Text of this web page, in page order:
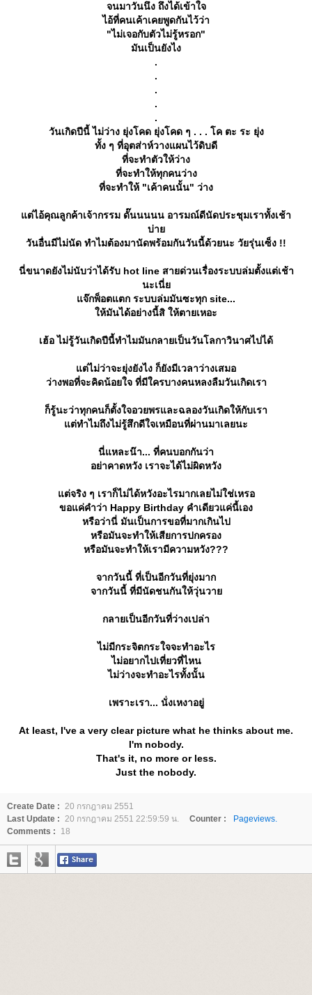
จนมาวันนึง ถึงได้เข้าใจ
ไอ้ที่คนเค้าเคยพูดกันไว้ว่า
"ไม่เจอกับตัวไม่รู้หรอก"
มันเป็นยังไง
.
.
.
.
.
วันเกิดปีนี้ ไม่ว่าง ยุ่งโคด ยุ่งโคด ๆ . . . โค ตะ ระ ยุ่ง
ทั้ง ๆ ที่อุตส่าห์วางแผนไว้ดิบดี
ที่จะทำตัวให้ว่าง
ที่จะทำให้ทุกคนว่าง
ที่จะทำให้ "เค้าคนนั้น" ว่าง
ต่ไอ้คุณลูกค้าเจ้ากรรม ดั๊นนนนน อารมณ์ดีนัดประชุมเราทั้งเช้า
บ่า
วันอื่นมีไม่นัด ทำไมต้องมานัดพร้อมกันวันนี้ด้วยนะ วัยรุ่นเซ็ง !!
นี่ขนาดยังไม่นับว่าได้รับ hot line สายด่วนเรื่องระบบล่มตั้งแต่เช้า
นะเนี่
จ๊กพ็อตแตก ระบบล่มมันซะทุก site...
ห้มันได้อย่างนี้สิ ให้ตายเหอะ
เฮ้อ ไม่รู้วันเกิดปีนี้ทำไมมันกลายเป็นวันโลกาวินาศไปได้
ต่ไม่ว่าจะยุ่งยังไง ก็ยังมีเวลาว่างเสมอ
ว่างพอที่จะคิดน้อยใจ ที่มีใครบางคนหลงลืมวันเกิดเรา
ก็รู้นะว่าทุกคนก็ตั้งใจอวยพรและฉลองวันเกิดให้กับเรา
ต่ทำไมถึงไม่รู้สึกดีใจเหมือนที่ผ่านมาเลยนะ
นี่แหละน๊า... ที่คนบอกกันว่า
อย่าคาดหวัง เราจะได้ไม่ผิดหวัง
ต่จริง ๆ เราก็ไม่ได้หวังอะไรมากเลยไม่ใช่เหรอ
ขอแค่คำว่า Happy Birthday คำเดียวแค่นี้เอง
หรือว่านี่ มันเป็นการขอที่มากเกินไป
หรือมันจะทำให้เสียการปกครอง
หรือมันจะทำให้เรามีความหวัง???
จากวันนี้ ที่เป็นอีกวันที่ยุ่งมาก
จากวันนี้ ที่มีนัดชนกันให้วุ่นวา
กลายเป็นอีกวันที่ว่างเปล่า
ไม่มีกระจิตกระใจจะทำอะไร
ไม่อยากไปเที่ยวที่ไหน
ไม่ว่างจะทำอะไรทั้งนั้น
เพราะเรา... นั่งเหงาอยู่
At least, I've a very clear picture what he thinks about me.
I'm nobody.
That's it, no more or less.
Just the nobody.
Create Date : 20 กรกฎาคม 2551
Last Update : 20 กรกฎาคม 2551 22:59:59 น. Counter :
Pageviews.
Comments :
18